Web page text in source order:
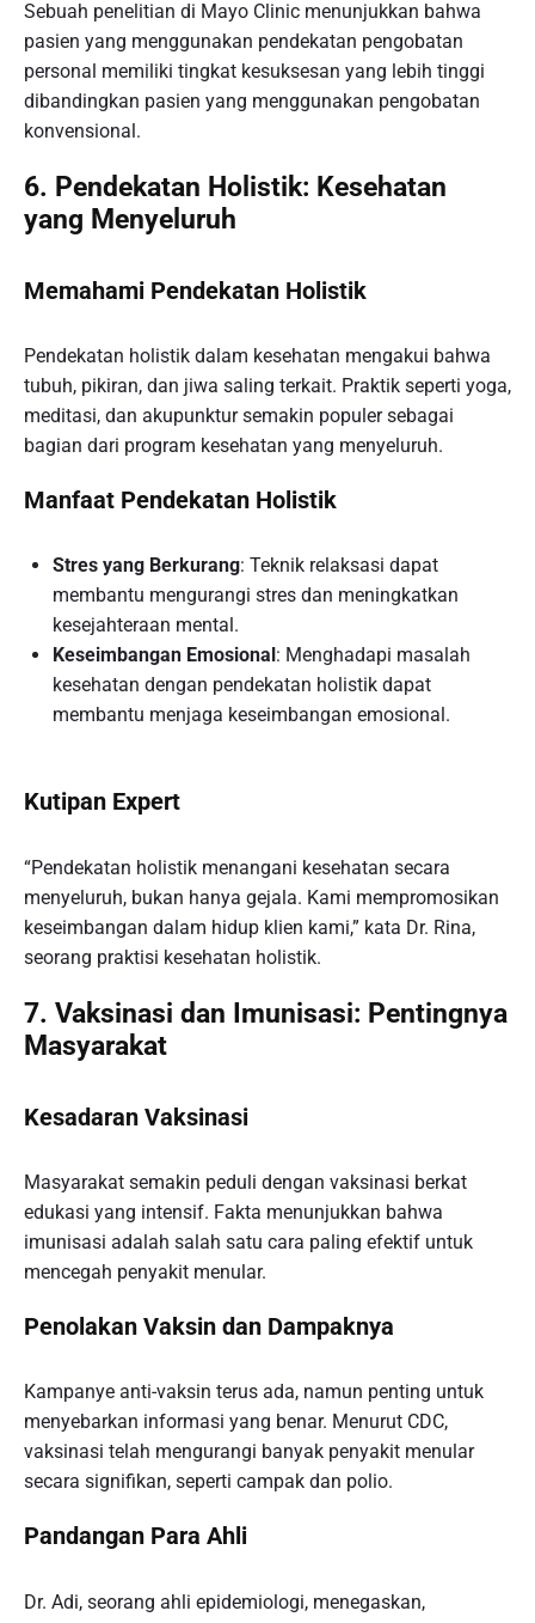
Sebuah penelitian di Mayo Clinic menunjukkan bahwa
pasien yang menggunakan pendekatan pengobatan
personal memiliki tingkat kesuksesan yang lebih tinggi
dibandingkan pasien yang menggunakan pengobatan
konvensional.
6. Pendekatan Holistik: Kesehatan
yang Menyeluruh
Memahami Pendekatan Holistik
Pendekatan holistik dalam kesehatan mengakui bahwa
tubuh, pikiran, dan jiwa saling terkait. Praktik seperti yoga,
meditasi, dan akupunktur semakin populer sebagai
bagian dari program kesehatan yang menyeluruh.
Manfaat Pendekatan Holistik
Stres yang Berkurang: Teknik relaksasi dapat
membantu mengurangi stres dan meningkatkan
kesejahteraan mental.
Keseimbangan Emosional : Menghadapi masalah
kesehatan dengan pendekatan holistik dapat
membantu menjaga keseimbangan emosional.
Kutipan Expert
“Pendekatan holistik menangani kesehatan secara
menyeluruh, bukan hanya gejala. Kami mempromosikan
keseimbangan dalam hidup klien kami,” kata Dr. Rina,
seorang praktisi kesehatan holistik.
7. Vaksinasi dan Imunisasi: Pentingnya
Masyarakat
Kesadaran Vaksinasi
Masyarakat semakin peduli dengan vaksinasi berkat
edukasi yang intensif. Fakta menunjukkan bahwa
imunisasi adalah salah satu cara paling efektif untuk
mencegah penyakit menular.
Penolakan Vaksin dan Dampaknya
Kampanye anti-vaksin terus ada, namun penting untuk
menyebarkan informasi yang benar. Menurut CDC,
vaksinasi telah mengurangi banyak penyakit menular
secara signifikan, seperti campak dan polio.
Pandangan Para Ahli
Dr. Adi, seorang ahli epidemiologi, menegaskan,